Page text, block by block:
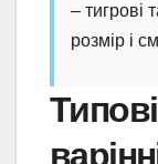
– тигрові
розмір і